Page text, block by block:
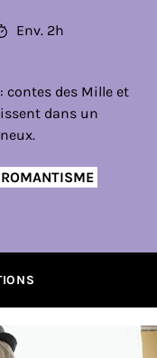
Env. 2h
contes des Mille et
dans un
ROMANTISME